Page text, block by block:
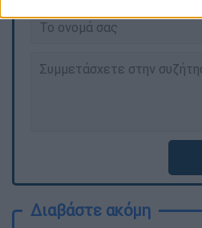
Διαβάστε ακόμη